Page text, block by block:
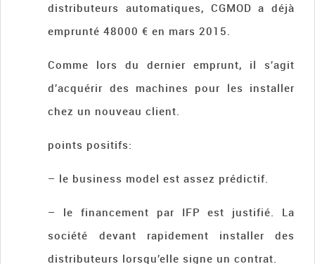
distributeurs automatiques, CGMOD a déjà
emprunté 48000 € en mars 2015.
Comme lors du dernier emprunt, il s’agit
d’acquérir des machines pour les installer
chez un nouveau client.
points positifs:
– le business model est assez prédictif.
– le financement par IFP est justifié. La
société devant rapidement installer des
distributeurs lorsqu’elle signe un contrat.